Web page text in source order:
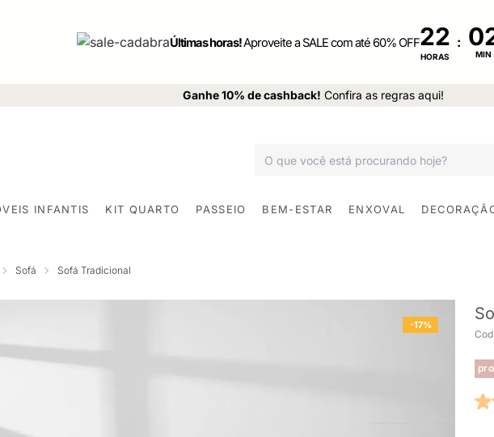
Últimas horas!Aproveite a SALE com até 60% OFF22
HORAS
:
MIN
Ganhe 10% de cashback! Confira as regras aqui!
INFANTIS KIT QUARTO PASSEIO BEM-ESTAR ENXOVAL
Sofá Sofá Tradicional
-17%